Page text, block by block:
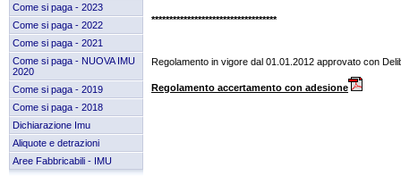
Come si paga - 2023
Come si paga - 2022
Come si paga - 2021
Come si paga - NUOVA IMU
2020
Come si paga - 2019
Come si paga - 2018
Dichiarazione Imu
Aliquote e detrazioni
Aree Fabbricabili - IMU
***********************************
Regolamento in vigore dal 01.01.2012 approvato con
Regolamento accertamento con adesione